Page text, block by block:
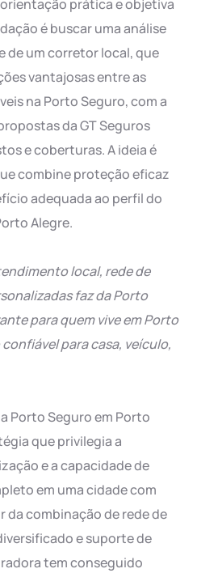
prática e objetiva
é buscar uma análise
de um corretor local, que
vantajosas entre as
na Porto Seguro, com a
da GT Seguros
e coberturas. A ideia é
combine proteção eficaz
adequada ao perfil do
Alegre.
local, rede de
faz da Porto
para quem vive em Porto
para casa, veículo,
Porto Seguro em Porto
que privilegia a
e a capacidade de
em uma cidade com
da combinação de rede de
e suporte de
tem conseguido